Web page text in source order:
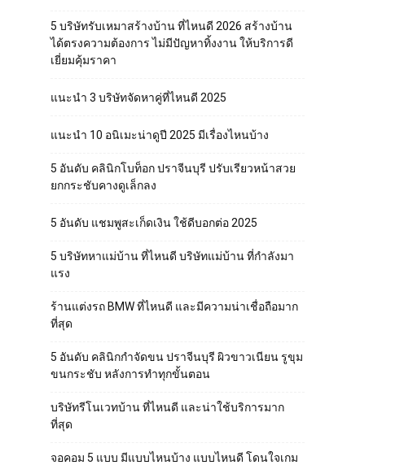
5 บริษัทรับเหมาสร้างบ้าน ที่ไหนดี 2026 สร้างบ้าน
ได้ตรงความต้องการ ไม่มีปัญหาทิ้งงาน ให้บริการดี
เยี่ยมคุ้มราคา
แนะนำ 3 บริษัทจัดหาคู่ที่ไหนดี 2025
แนะนำ 10 อนิเมะน่าดูปี 2025 มีเรื่องไหนบ้าง
5 อันดับ คลินิกโบท็อก ปราจีนบุรี ปรับเรียวหน้าสวย
ยกกระชับคางดูเล็กลง
5 อันดับ แชมพูสะเก็ดเงิน ใช้ดีบอกต่อ 2025
5 บริษัทหาแม่บ้าน ที่ไหนดี บริษัทแม่บ้าน ที่กำลังมา
แรง
ร้านแต่งรถ BMW ที่ไหนดี และมีความน่าเชื่อถือมาก
ที่สุด
5 อันดับ คลินิกกำจัดขน ปราจีนบุรี ผิวขาวเนียน รูขุม
ขนกระชับ หลังการทำทุกขั้นตอน
บริษัทรีโนเวทบ้าน ที่ไหนดี และน่าใช้บริการมาก
ที่สุด
จอคอม 5 แบบ มีแบบไหนบ้าง แบบไหนดี โดนใจเกม